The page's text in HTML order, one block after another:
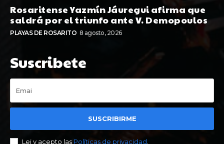
Rosaritense Yazmín Jáuregui afirma que
saldrá por el triunfo ante V. Demopoulos
PLAYAS DE ROSARITO 8 agosto, 2026
Suscribete
SUSCRIBIRME
Lei y acepto las Políticas de privacidad